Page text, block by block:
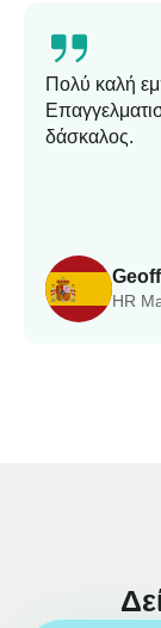
HR
Πολύ καλή
δάσκαλος.